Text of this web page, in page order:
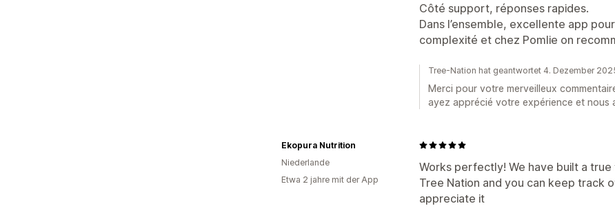
Côté support, réponses rapides.
Dans l’ensemble, excellente app
complexité et chez Pomlie on
Tree-Nation hat geantwortet 4. Dezember
Merci pour votre merveilleux
ayez apprécié votre expérience et
Works perfectly! We have built a
Tree Nation and you can keep track
appreciate it
Ekopura Nutrition
Niederlande
Etwa 2 jahre mit der App